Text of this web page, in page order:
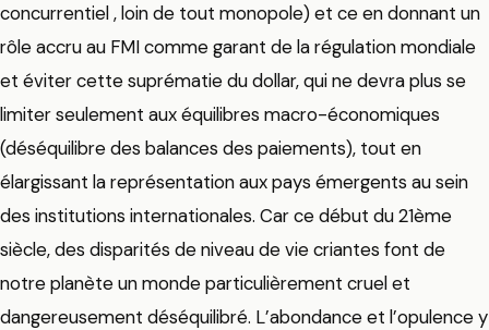
concurrentiel , loin de tout monopole) et ce en donnant un
rôle accru au FMI comme garant de la régulation mondiale
et éviter cette suprématie du dollar, qui ne devra plus se
limiter seulement aux équilibres macro-économiques
(déséquilibre des balances des paiements), tout en
élargissant la représentation aux pays émergents au sein
des institutions internationales. Car ce début du 21ème
siècle, des disparités de niveau de vie criantes font de
notre planète un monde particulièrement cruel et
dangereusement déséquilibré. L’abondance et l’opulence y